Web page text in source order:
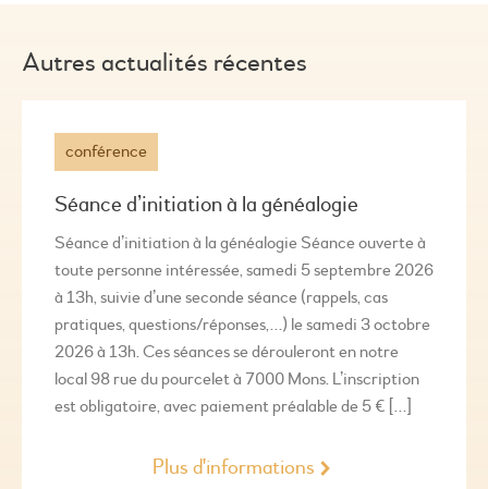
Autres actualités récentes
conférence
Séance d’initiation à la généalogie
Séance d’initiation à la généalogie Séance ouverte à
toute personne intéressée, samedi 5 septembre 2026
à 13h, suivie d’une seconde séance (rappels, cas
pratiques, questions/réponses,…) le samedi 3 octobre
2026 à 13h. Ces séances se dérouleront en notre
local 98 rue du pourcelet à 7000 Mons. L’inscription
est obligatoire, avec paiement préalable de 5 € […]
Plus d'informations